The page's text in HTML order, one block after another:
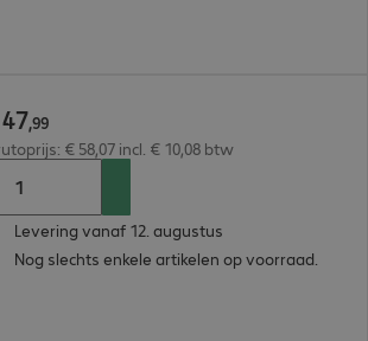
47,99
€ 58,07 incl. € 10,08 btw
Levering vanaf 12. augustus
Nog slechts enkele artikelen op voorraad.